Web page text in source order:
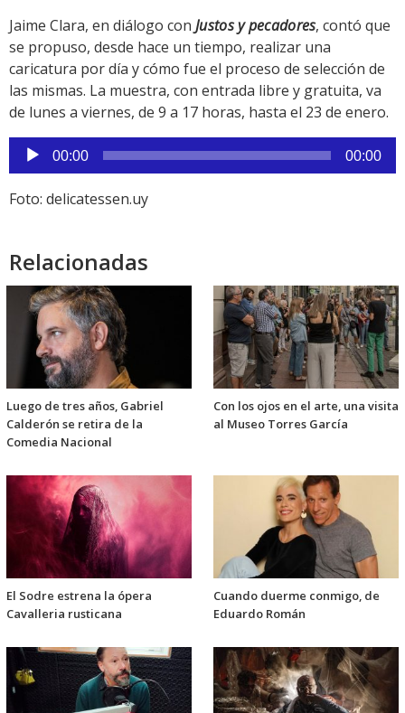
Jaime Clara, en diálogo con Justos y pecadores, contó que
se propuso, desde hace un tiempo, realizar una
caricatura por día y cómo fue el proceso de selección de
las mismas. La muestra, con entrada libre y gratuita, va
de lunes a viernes, de 9 a 17 horas, hasta el 23 de enero.
Reproductor
de
audio
00:00 00:00
Foto: delicatessen.uy
Relacionadas
Luego de tres años, Gabriel
Calderón se retira de la
Comedia Nacional
Con los ojos en el arte, una visita
al Museo Torres García
El Sodre estrena la ópera
Cavalleria rusticana
Cuando duerme conmigo, de
Eduardo Román